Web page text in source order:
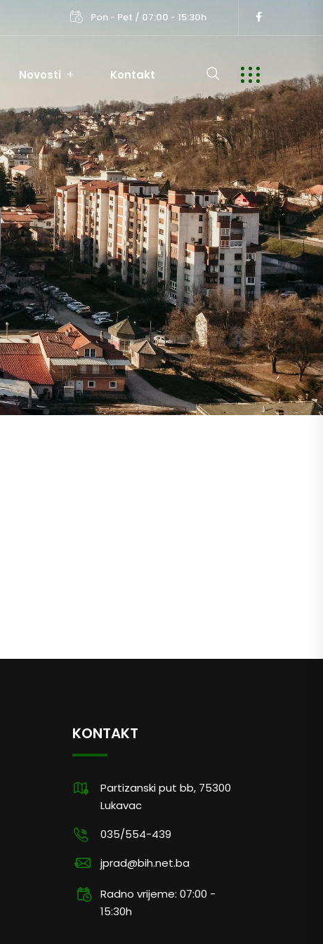
Pon - Pet / 07:00 - 15:30h
Novosti Kontakt
KONTAKT
Partizanski put bb, 75300
Lukavac
035/554-439
jprad@bih.net.ba
Radno vrijeme: 07:00 -
15:30h